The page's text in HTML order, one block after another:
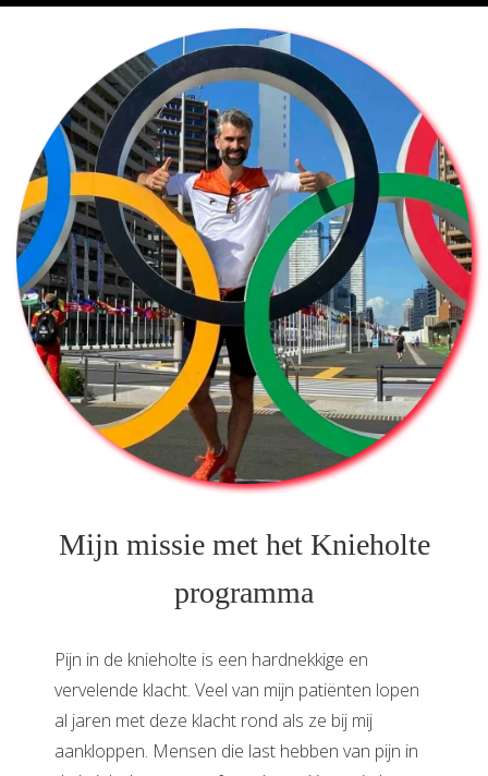
Mijn missie met het Knieholte
programma
Pijn in de knieholte is een hardnekkige en
vervelende klacht. Veel van mijn patiënten lopen
al jaren met deze klacht rond als ze bij mij
aankloppen. Mensen die last hebben van pijn in